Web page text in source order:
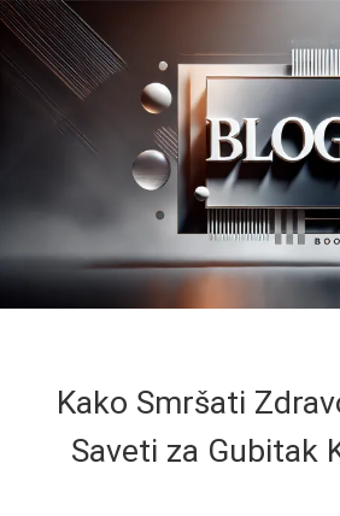
Kako Smršati
Saveti za Gubitak